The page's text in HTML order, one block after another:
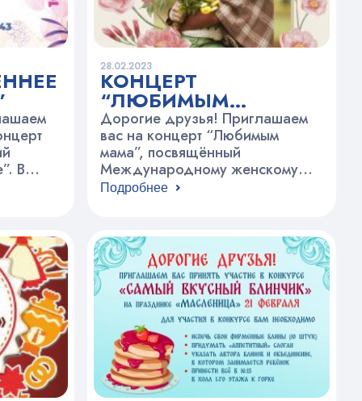
В
и
28.02.2023
КОНЦЕРТ
“ЛЮБИМЫМ
МАМАМ”,
ПОСВЯЩЁННЫЙ 8
МАРТА
Дорогие друзья! Приглашаем
вас на концерт “Любимым
мама”, посвящённый
Международному женскому
дню 8 марта. Концерт пройдет 3
Ждём всех желающих!
Подробнее